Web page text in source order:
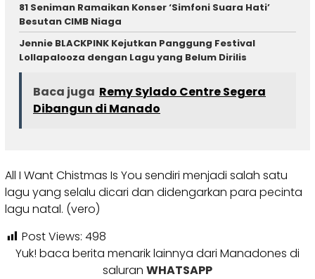
81 Seniman Ramaikan Konser ‘Simfoni Suara Hati’
Besutan CIMB Niaga
Jennie BLACKPINK Kejutkan Panggung Festival
Lollapalooza dengan Lagu yang Belum Dirilis
Baca juga Remy Sylado Centre Segera
Dibangun di Manado
All I Want Chistmas Is You sendiri menjadi salah satu
lagu yang selalu dicari dan didengarkan para pecinta
lagu natal. (vero)
Post Views: 498
Yuk! baca berita menarik lainnya dari Manadones di
saluran WHATSAPP